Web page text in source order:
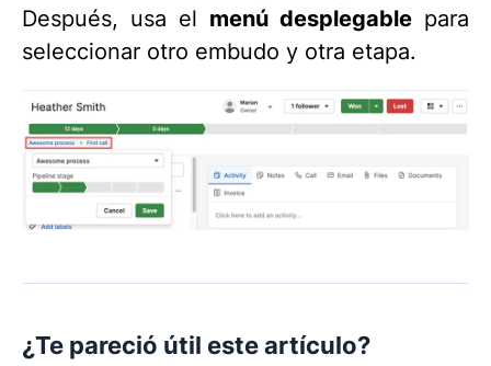
Después, usa el menú desplegable para
seleccionar otro embudo y otra etapa.
¿Te pareció útil este artículo?